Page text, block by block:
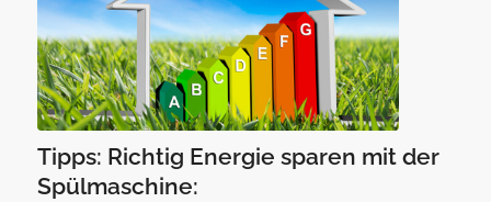
Tipps: Richtig Energie sparen mit der
Spülmaschine: